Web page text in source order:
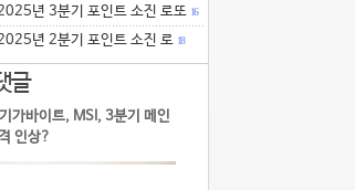
년 3분기 포인트 소진 로또 16
년 2분기 포인트 소진 로 18
글
가바이트, MSI, 3분기 메인
인상?